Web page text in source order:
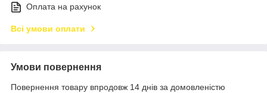
Оплата на рахунок
Всі умови оплати
Умови повернення
Повернення товару впродовж 14 днів за домовленістю